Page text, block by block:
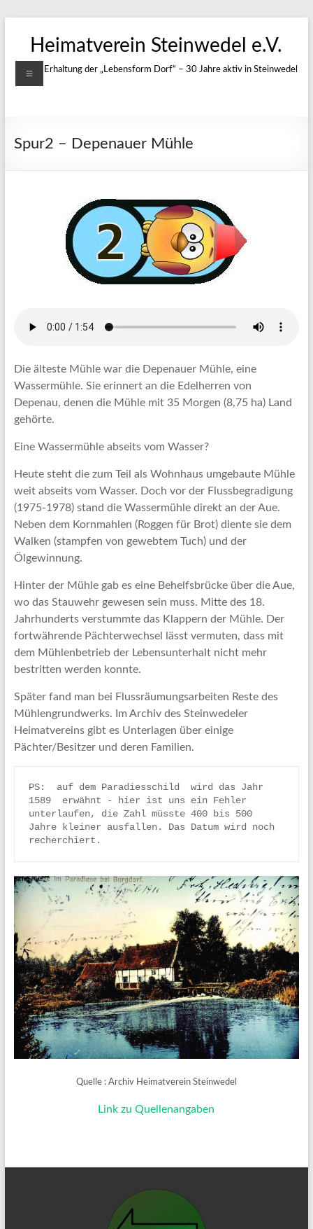
Inhalt
springenHeimatverein Steinwedel e.V.
Für die Erhaltung der „Lebensform Dorf“ – 30 Jahre aktiv in Steinwedel
Menü
Spur2 – Depenauer Mühle
Die älteste Mühle war die Depenauer Mühle, eine
Wassermühle. Sie erinnert an die Edelherren von
Depenau, denen die Mühle mit 35 Morgen (8,75 ha) Land
gehörte.
Eine Wassermühle abseits vom Wasser?
Heute steht die zum Teil als Wohnhaus umgebaute Mühle
weit abseits vom Wasser. Doch vor der Flussbegradigung
(1975-1978) stand die Wassermühle direkt an der Aue.
Neben dem Kornmahlen (Roggen für Brot) diente sie dem
Walken (stampfen von gewebtem Tuch) und der
Ölgewinnung.
Hinter der Mühle gab es eine Behelfsbrücke über die Aue,
wo das Stauwehr gewesen sein muss. Mitte des 18.
Jahrhunderts verstummte das Klappern der Mühle. Der
fortwährende Pächterwechsel lässt vermuten, dass mit
dem Mühlenbetrieb der Lebensunterhalt nicht mehr
bestritten werden konnte.
Später fand man bei Flussräumungsarbeiten Reste des
Mühlengrundwerks. Im Archiv des Steinwedeler
Heimatvereins gibt es Unterlagen über einige
Pächter/Besitzer und deren Familien.
PS:  auf dem Paradiesschild  wird das Jahr
1589  erwähnt - hier ist uns ein Fehler
unterlaufen, die Zahl müsste 400 bis 500
Jahre kleiner ausfallen. Das Datum wird noch
recherchiert.
Quelle : Archiv Heimatverein Steinwedel
Link zu Quellenangaben